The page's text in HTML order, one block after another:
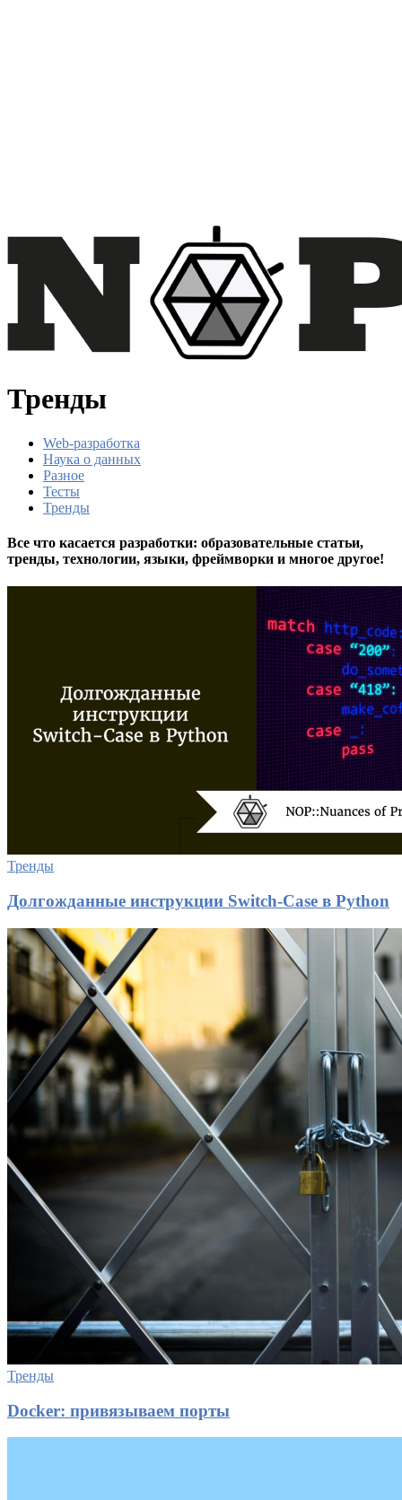
Тренды
Web-разработка
Наука о данных
Разное
Тесты
Тренды
Все что касается разработки: образовательные статьи,
тренды, технологии, языки, фреймворки и многое другое!
Тренды
Долгожданные инструкции Switch-Case в Python
Тренды
Docker: привязываем порты